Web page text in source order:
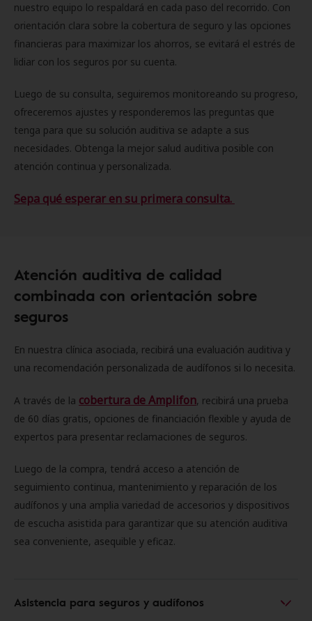
nuestro equipo lo respaldará en cada paso del recorrido. Con
orientación clara sobre la cobertura de seguro y las opciones
financieras para maximizar los ahorros, se evitará el estrés de
lidiar con los seguros por su cuenta.
Luego de su consulta, seguiremos monitoreando su progreso,
ofreceremos ajustes y responderemos las preguntas que
tenga para que su solución auditiva se adapte a sus
necesidades. Obtenga la mejor salud auditiva posible con
atención continua y personalizada.
Sepa qué esperar en su primera consulta.
Atención auditiva de calidad
combinada con orientación sobre
seguros
En nuestra clínica asociada, recibirá una evaluación auditiva y
una recomendación personalizada de audífonos si lo necesita.
A través de la cobertura de Amplifon, recibirá una prueba
de 60 días gratis, opciones de financiación flexible y ayuda de
expertos para presentar reclamaciones de seguros.
Luego de la compra, tendrá acceso a atención de
seguimiento continua, mantenimiento y reparación de los
audífonos y una amplia variedad de accesorios y dispositivos
de escucha asistida para garantizar que su atención auditiva
sea conveniente, asequible y eficaz.
Asistencia para seguros y audífonos